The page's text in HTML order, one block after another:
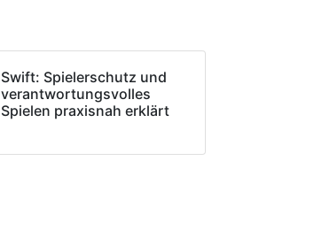
Swift: Spielerschutz und
verantwortungsvolles
Spielen praxisnah erklärt